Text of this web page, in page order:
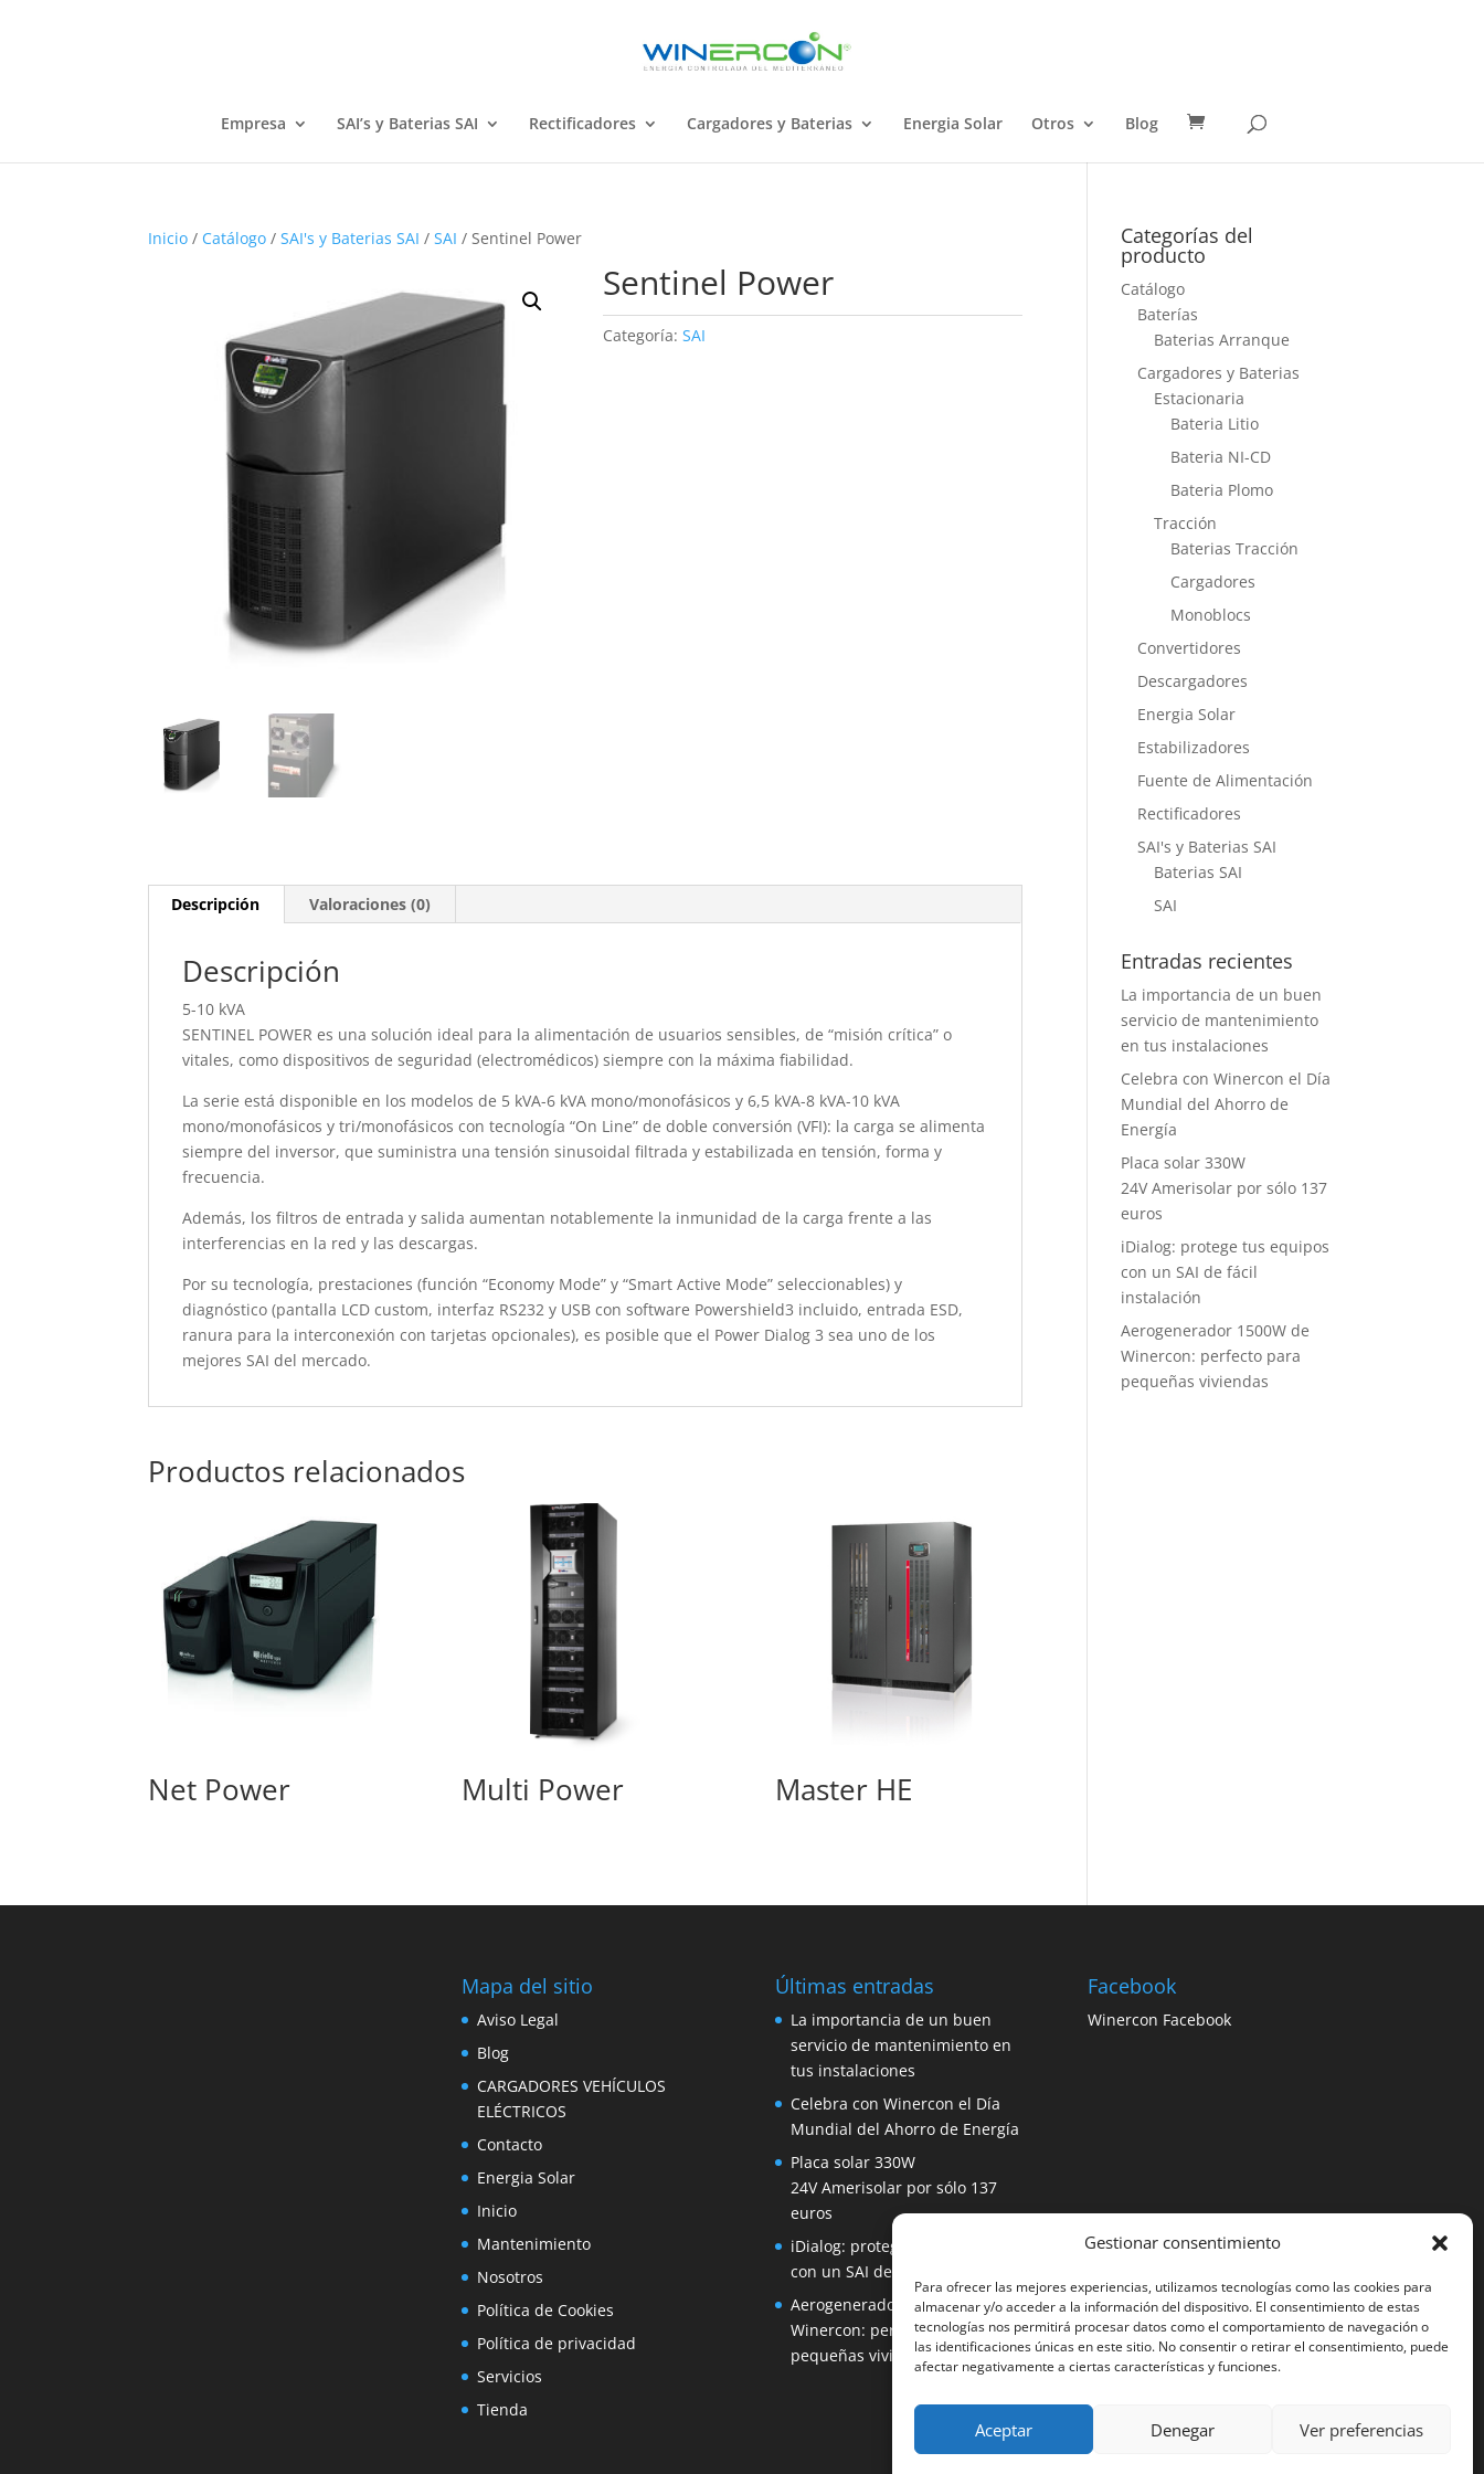
Gestionar consentimiento
Para ofrecer las mejores experiencias, utilizamos tecnologías como las cookies para
almacenar y/o acceder a la información del dispositivo. El consentimiento de estas
tecnologías nos permitirá procesar datos como el comportamiento de navegación o
las identificaciones únicas en este sitio. No consentir o retirar el consentimiento, puede
afectar negativamente a ciertas características y funciones.
Aceptar Denegar Ver preferencias
Empresa SAI’s y Baterias SAI Rectificadores Cargadores y Baterias Energia Solar Otros Blog
Inicio / Catálogo /SAI's y Baterias SAI /SAI / Sentinel Power
Sentinel Power
Categoría:SAI
Descripción Valoraciones (0)
Descripción
5-10 kVA
SENTINEL POWER es una solución ideal para la alimentación de usuarios sensibles, de “misión crítica” o
vitales, como dispositivos de seguridad (electromédicos) siempre con la máxima fiabilidad.
La serie está disponible en los modelos de 5 kVA-6 kVA mono/monofásicos y 6,5 kVA-8 kVA-10 kVA
mono/monofásicos y tri/monofásicos con tecnología “On Line” de doble conversión (VFI): la carga se alimenta
siempre del inversor, que suministra una tensión sinusoidal filtrada y estabilizada en tensión, forma y
frecuencia.
Además, los filtros de entrada y salida aumentan notablemente la inmunidad de la carga frente a las
interferencias en la red y las descargas.
Por su tecnología, prestaciones (función “Economy Mode” y “Smart Active Mode” seleccionables) y
diagnóstico (pantalla LCD custom, interfaz RS232 y USB con software Powershield3 incluido, entrada ESD,
ranura para la interconexión con tarjetas opcionales), es posible que el Power Dialog 3 sea uno de los
mejores SAI del mercado.
Productos relacionados
Net Power Multi Power Master HE
Categorías del
producto
Catálogo
Baterías
Baterias Arranque
Cargadores y Baterias
Estacionaria
Bateria Litio
Bateria NI-CD
Bateria Plomo
Tracción
Baterias Tracción
Cargadores
Monoblocs
Convertidores
Descargadores
Energia Solar
Estabilizadores
Fuente de Alimentación
Rectificadores
SAI's y Baterias SAI
Baterias SAI
SAI
Entradas recientes
La importancia de un buen
servicio de mantenimiento
en tus instalaciones
Celebra con Winercon el Día
Mundial del Ahorro de
Energía
Placa solar 330W
24V Amerisolar por sólo 137
euros
iDialog: protege tus equipos
con un SAI de fácil
instalación
Aerogenerador 1500W de
Winercon: perfecto para
pequeñas viviendas
Mapa del sitio
Aviso Legal
Blog
CARGADORES VEHÍCULOS
ELÉCTRICOS
Contacto
Energia Solar
Inicio
Mantenimiento
Nosotros
Política de Cookies
Política de privacidad
Servicios
Tienda
Últimas entradas
La importancia de un buen
servicio de mantenimiento en
tus instalaciones
Celebra con Winercon el Día
Mundial del Ahorro de Energía
Placa solar 330W
24V Amerisolar por sólo 137
euros
iDialog: protege tus equipos
con un SAI de fácil instalación
Aerogenerador 1500W de
Winercon: perfecto para
pequeñas viviendas
Facebook
Winercon Facebook